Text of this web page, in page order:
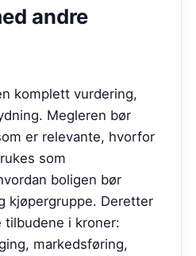
andre
komplett vurdering,
Megleren bør
er relevante, hvorfor
som
boligen bør
kjøpergruppe. Deretter
tilbudene i kroner:
markedsføring,